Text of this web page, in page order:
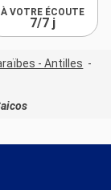
À VOTRE ÉCOUTE
7/7 j
- Antilles